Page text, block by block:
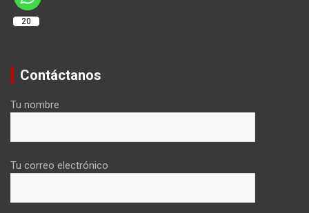
20
Contáctanos
Tu nombre
Tu correo electrónico